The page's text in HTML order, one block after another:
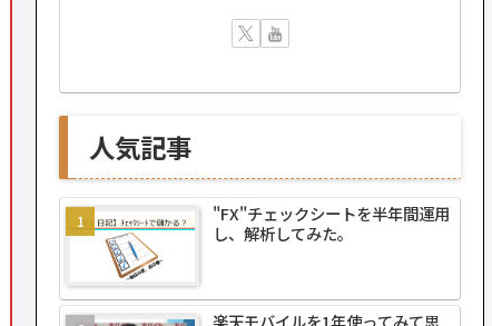
人気記事
"FX"チェックシートを半年間運用
し、解析してみた。
楽天モバイルを1年使ってみて思